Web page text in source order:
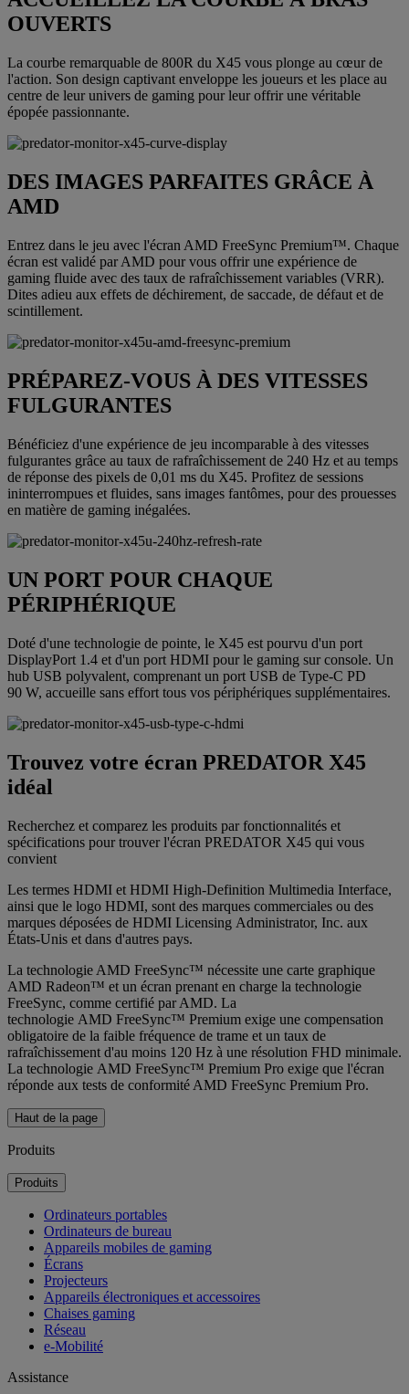
OUVERTS
La courbe remarquable de 800R du X45 vous plonge au cœur de
l'action. Son design captivant enveloppe les joueurs et les place au
centre de leur univers de gaming pour leur offrir une véritable
épopée passionnante.
DES IMAGES PARFAITES GRÂCE À
AMD
Entrez dans le jeu avec l'écran AMD FreeSync Premium™. Chaque
écran est validé par AMD pour vous offrir une expérience de
gaming fluide avec des taux de rafraîchissement variables (VRR).
Dites adieu aux effets de déchirement, de saccade, de défaut et de
scintillement.
PRÉPAREZ-VOUS À DES VITESSES
FULGURANTES
Bénéficiez d'une expérience de jeu incomparable à des vitesses
fulgurantes grâce au taux de rafraîchissement de 240 Hz et au temps
de réponse des pixels de 0,01 ms du X45. Profitez de sessions
ininterrompues et fluides, sans images fantômes, pour des prouesses
en matière de gaming inégalées.
UN PORT POUR CHAQUE
PÉRIPHÉRIQUE
Doté d'une technologie de pointe, le X45 est pourvu d'un port
DisplayPort 1.4 et d'un port HDMI pour le gaming sur console. Un
hub USB polyvalent, comprenant un port USB de Type-C PD
90 W, accueille sans effort tous vos périphériques supplémentaires.
Trouvez votre écran PREDATOR X45
idéal
Recherchez et comparez les produits par fonctionnalités et
spécifications pour trouver l'écran PREDATOR X45 qui vous
convient
Les termes HDMI et HDMI High-Definition Multimedia Interface,
ainsi que le logo HDMI, sont des marques commerciales ou des
marques déposées de HDMI Licensing Administrator, Inc. aux
États-Unis et dans d'autres pays.
La technologie AMD FreeSync™ nécessite une carte graphique
AMD Radeon™ et un écran prenant en charge la technologie
FreeSync, comme certifié par AMD. La
technologie AMD FreeSync™ Premium exige une compensation
obligatoire de la faible fréquence de trame et un taux de
rafraîchissement d'au moins 120 Hz à une résolution FHD minimale.
La technologie AMD FreeSync™ Premium Pro exige que l'écran
réponde aux tests de conformité AMD FreeSync Premium Pro.
Haut de la page
Produits
Produits
Ordinateurs portables
Ordinateurs de bureau
Appareils mobiles de gaming
Écrans
Projecteurs
Appareils électroniques et accessoires
Chaises gaming
Réseau
e-Mobilité
Assistance